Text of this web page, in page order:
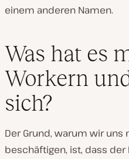
einem anderen Namen.
Was hat es
Workern
sich?
Der Grund, warum wir
beschäftigen, ist, dass der